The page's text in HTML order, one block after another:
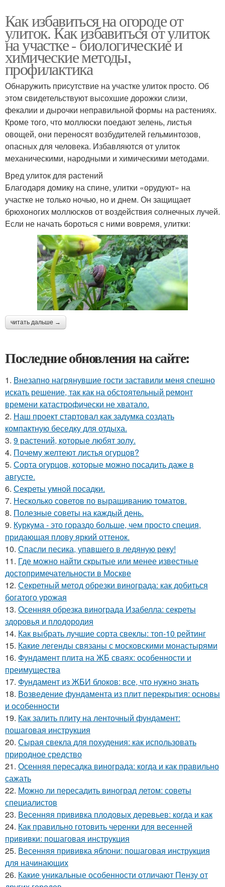
Как избавиться на огороде от
улиток. Как избавиться от улиток
на участке - биологические и
химические методы,
профилактика
Обнаружить присутствие на участке улиток просто. Об
этом свидетельствуют высохшие дорожки слизи,
фекалии и дырочки неправильной формы на растениях.
Кроме того, что моллюски поедают зелень, листья
овощей, они переносят возбудителей гельминтозов,
опасных для человека. Избавляются от улиток
механическими, народными и химическими методами.
Вред улиток для растений
Благодаря домику на спине, улитки «орудуют» на
участке не только ночью, но и днем. Он защищает
брюхоногих моллюсков от воздействия солнечных лучей.
Если не начать бороться с ними вовремя, улитки:
читать дальше →
Последние обновления на сайте:
1. Внезапно нагрянувшие гости заставили меня спешно
искать решение, так как на обстоятельный ремонт
времени катастрофически не хватало.
2. Наш проект стартовал как задумка создать
компактную беседку для отдыха.
3. 9 растений, которые любят золу.
4. Почему желтеют листья огурцов?
5. Сорта огурцов, которые можно посадить даже в
августе.
6. Секреты умной посадки.
7. Несколько советов по выращиванию томатов.
8. Полезные советы на каждый день.
9. Куркума - это гораздо больше, чем просто специя,
придающая плову яркий оттенок.
10. Спасли песика, упaвшего в ледяную рeку!
11. Где можно найти скрытые или менее известные
достопримечательности в Москве
12. Секретный метод обрезки винограда: как добиться
богатого урожая
13. Осенняя обрезка винограда Изабелла: секреты
здоровья и плодородия
14. Как выбрать лучшие сорта свеклы: топ-10 рейтинг
15. Какие легенды связаны с московскими монастырями
16. Фундамент плита на ЖБ сваях: особенности и
преимущества
17. Фундамент из ЖБИ блоков: все, что нужно знать
18. Возведение фундамента из плит перекрытия: основы
и особенности
19. Как залить плиту на ленточный фундамент:
пошаговая инструкция
20. Сырая свекла для похудения: как использовать
природное средство
21. Осенняя пересадка винограда: когда и как правильно
сажать
22. Можно ли пересадить виноград летом: советы
специалистов
23. Весенняя прививка плодовых деревьев: когда и как
24. Как правильно готовить черенки для весенней
прививки: пошаговая инструкция
25. Весенняя прививка яблони: пошаговая инструкция
для начинающих
26. Какие уникальные особенности отличают Пензу от